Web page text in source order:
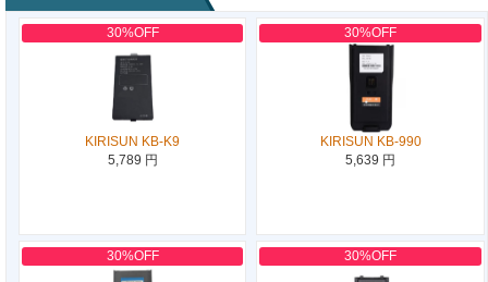
30%OFF
KIRISUN KB-K9
5,789 円
30%OFF
KIRISUN KB-990
5,639 円
30%OFF 30%OFF